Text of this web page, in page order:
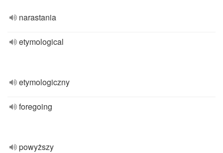
narastania
etymological
etymologiczny
foregoing
powyższy